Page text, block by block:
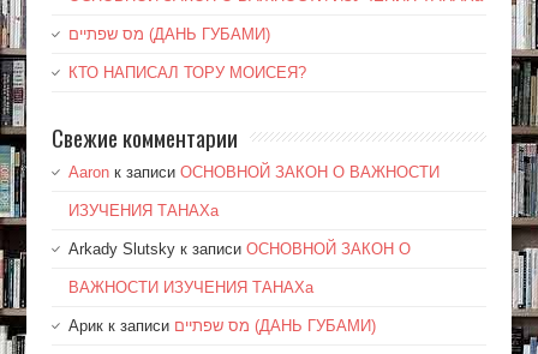
מס שפתיים (ДАНЬ ГУБАМИ)
КТО НАПИСАЛ ТОРУ МОИСЕЯ?
Свежие комментарии
Aaronк записи ОСНОВНОЙ ЗАКОН О ВАЖНОСТИ
ИЗУЧЕНИЯ ТАНАХа
Arkady Slutskyк записи ОСНОВНОЙ ЗАКОН О
ВАЖНОСТИ ИЗУЧЕНИЯ ТАНАХа
Арикк записи מס שפתיים (ДАНЬ ГУБАМИ)